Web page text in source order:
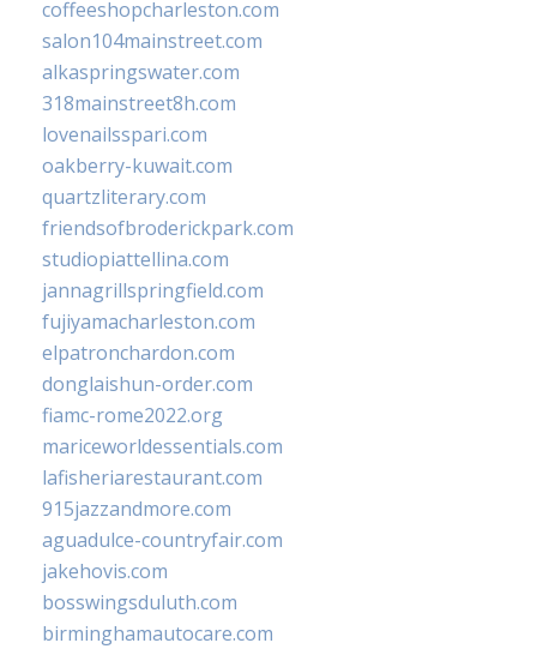
coffeeshopcharleston.com
salon104mainstreet.com
alkaspringswater.com
318mainstreet8h.com
lovenailsspari.com
oakberry-kuwait.com
quartzliterary.com
friendsofbroderickpark.com
studiopiattellina.com
jannagrillspringfield.com
fujiyamacharleston.com
elpatronchardon.com
donglaishun-order.com
fiamc-rome2022.org
mariceworldessentials.com
lafisheriarestaurant.com
915jazzandmore.com
aguadulce-countryfair.com
jakehovis.com
bosswingsduluth.com
birminghamautocare.com